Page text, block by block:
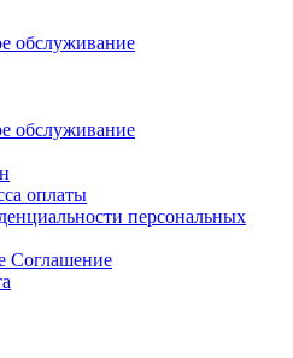
обслуживание
обслуживание
оплаты
персональных
Соглашение